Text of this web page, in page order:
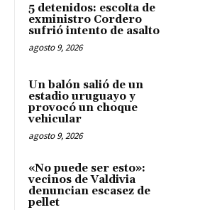
5 detenidos: escolta de
exministro Cordero
sufrió intento de asalto
agosto 9, 2026
Un balón salió de un
estadio uruguayo y
provocó un choque
vehicular
agosto 9, 2026
«No puede ser esto»:
vecinos de Valdivia
denuncian escasez de
pellet